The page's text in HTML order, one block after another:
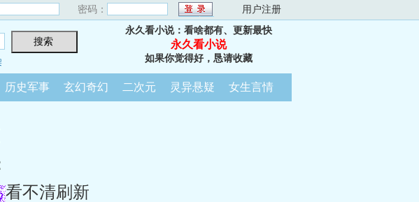
密码： 用户注册
永久看小说：看啥都有、更新最快
永久看小说
如果你觉得好，恳请收藏
历史军事 玄幻奇幻 二次元 灵异悬疑 女生言情
看不清刷新